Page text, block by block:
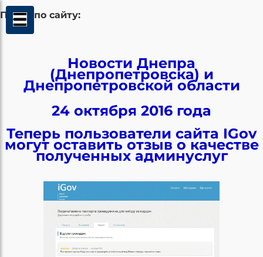
Поиск по сайту:
Новости Днепра
(Днепропетровска) и
Днепропетровской области
24 октября 2016 года
Теперь пользователи сайта IGov
могут оставить отзыв о качестве
полученных админуслуг